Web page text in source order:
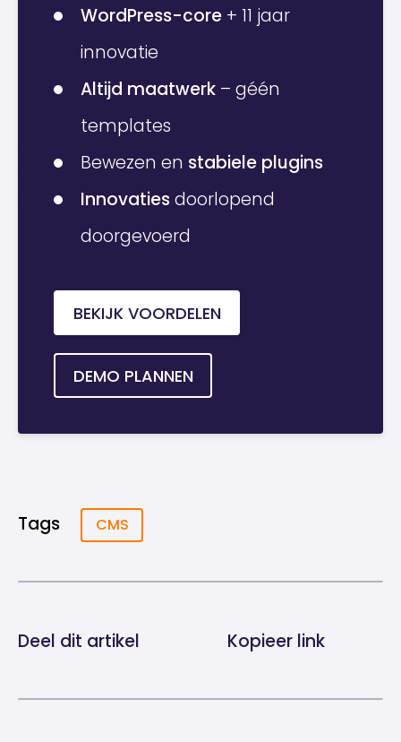
WordPress-core + 11 jaar
innovatie
Altijd maatwerk – géén
templates
Bewezen en stabiele plugins
Innovatiesdoorlopend
doorgevoerd
BEKIJK VOORDELEN
DEMO PLANNEN
Tags CMS
Deel dit artikel Kopieer link